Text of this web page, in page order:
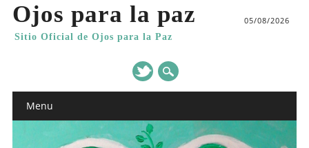
Ojos para la paz
Sitio Oficial de Ojos para la Paz
05/08/2026
Main menu
Menu